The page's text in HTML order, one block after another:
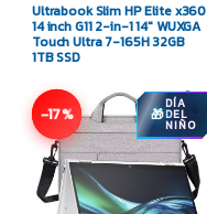
Ultrabook Slim HP Elite x360
14 inch G11 2-in-1 14″ WUXGA
Touch Ultra 7-165H 32GB
1TB SSD
-17% DÍA
DEL
NIÑO